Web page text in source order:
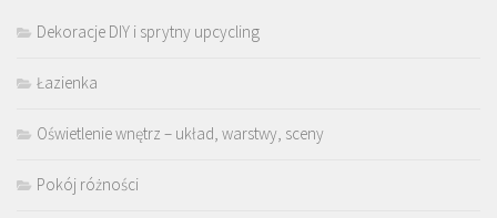
Dekoracje DIY i sprytny upcycling
Łazienka
Oświetlenie wnętrz – układ, warstwy, sceny
Pokój różności